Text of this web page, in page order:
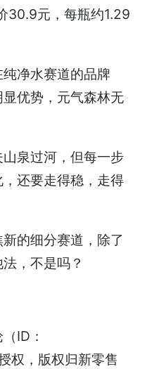
30.9元，每瓶约1.29
净水赛道的品牌
优势，元气森林无
泉过河，但每一步
还要走得稳，走得
的细分赛道，除了
，不是吗？
ID：
权，版权归新零售